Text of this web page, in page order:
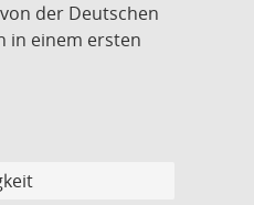
der Deutschen
in einem ersten